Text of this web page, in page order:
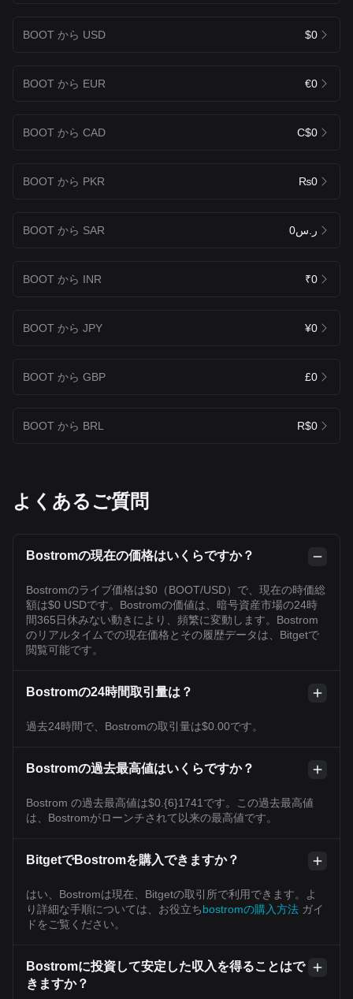
BOOT から USD $0
BOOT から EUR €0
BOOT から CAD C$0
BOOT から PKR ₨0
BOOT から SAR ر.س0
BOOT から INR ₹0
BOOT から JPY ¥0
BOOT から GBP £0
BOOT から BRL R$0
よくあるご質問
Bostromの現在の価格はいくらですか？
Bostromのライブ価格は$0（BOOT/USD）で、現在の時価総
額は$0 USDです。Bostromの価値は、暗号資産市場の24時
間365日休みない動きにより、頻繁に変動します。Bostrom
のリアルタイムでの現在価格とその履歴データは、Bitgetで
閲覧可能です。
Bostromの24時間取引量は？
過去24時間で、Bostromの取引量は$0.00です。
Bostromの過去最高値はいくらですか？
Bostrom の過去最高値は$0.{6}1741です。この過去最高値
は、Bostromがローンチされて以来の最高値です。
BitgetでBostromを購入できますか？
はい、Bostromは現在、Bitgetの取引所で利用できます。よ
り詳細な手順については、お役立ちbostromの購入方法 ガイ
ドをご覧ください。
Bostromに投資して安定した収入を得ることはで
きますか？